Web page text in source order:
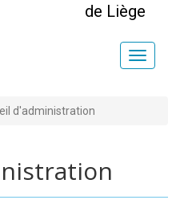
de Liège
Toggle
d'administration